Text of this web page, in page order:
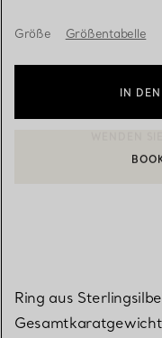
Größe Größentabelle
IN
EINEN
Ring aus